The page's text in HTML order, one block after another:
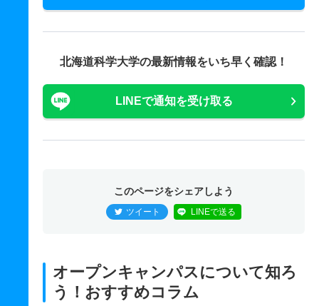
北海道科学大学の最新情報をいち早く確認！
LINEで通知を受け取る
このページをシェアしよう
ツイート LINEで送る
オープンキャンパスについて知ろ
う！おすすめコラム